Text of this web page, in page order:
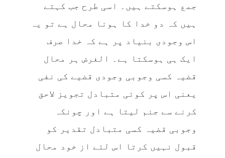
جمع ہوسکتے ہیں۔ اسی طرح جب کہتے
ہیں کہ دو خدا کا ہونا محال ہے تو یہ
اس وجودی بنیاد پر ہے کہ خدا صرف
ایک ہی ہوسکتا ہے۔ الغرض ہر محال
قضیہ کسی وجوبی وجودی قضیے کی نفی
یعنی اس پر کوئی متبادل تجویز لاحق
کرنے سے جنم لیتا ہے اور چونکہ
وجوبی قضیہ کسی متبادل تقدیر کو
قبول نہیں کرتا اس لئے از خود محال